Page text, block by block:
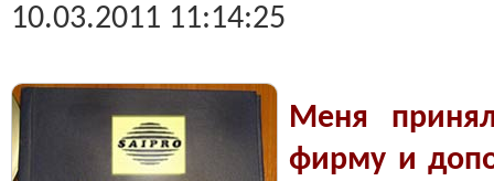
10.03.2011 11:14:25
Меня
фирму и